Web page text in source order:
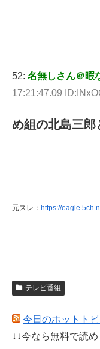
52: 名無しさん＠暇
17:21:47.09
め組の北島三郎
元スレ： https://
テレビ番組
今日のホットトピ
↓↓今なら無料で読め